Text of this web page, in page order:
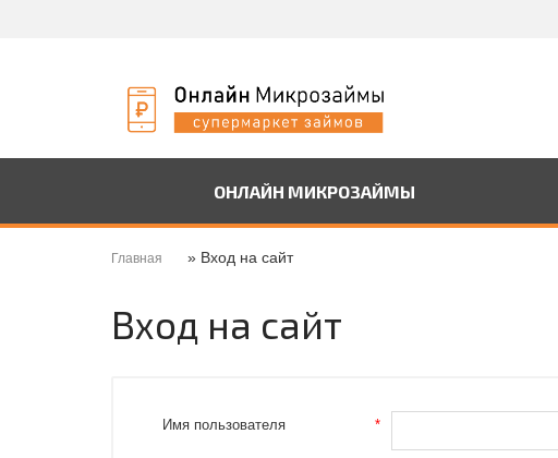
ОНЛАЙН МИКРОЗАЙМЫ
Главная » Вход на сайт
Вход на сайт
Имя пользователя *